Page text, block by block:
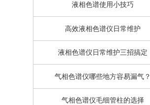
液相色谱使用小技巧
高效液相色谱仪日常维护
液相色谱仪日常维护三招搞定
气相色谱仪哪些地方容易漏气？
气相色谱仪毛细管柱的选择